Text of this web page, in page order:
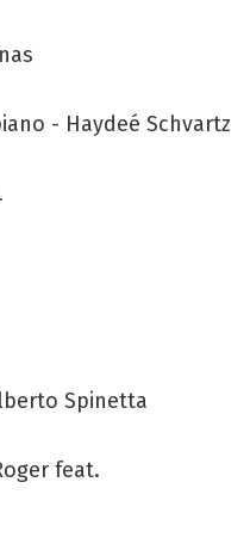
- Haydeé Schvartz
Spinetta
feat.